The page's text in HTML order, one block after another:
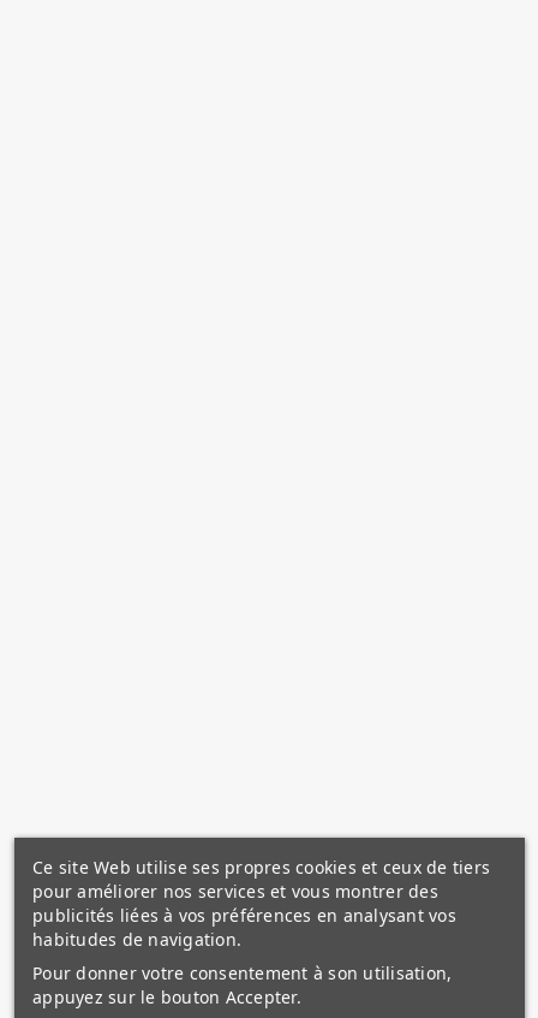
Ce site Web utilise ses propres cookies et ceux de tiers
pour améliorer nos services et vous montrer des
publicités liées à vos préférences en analysant vos
habitudes de navigation.
Pour donner votre consentement à son utilisation,
appuyez sur le bouton Accepter.